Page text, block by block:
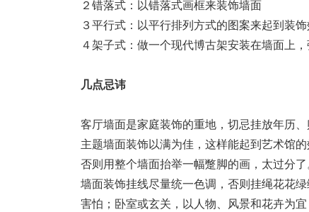
２错落式：以错落式画框来装饰墙面
３平行式：以平行排列方式的图案来起到装
４架子式：做一个现代博古架安装在墙面上，
几点忌讳
客厅墙面是家庭装饰的重地，切忌挂放年历、
主题墙面装饰以满为佳，这样能起到艺术馆
否则用整个墙面抬举一幅蹩脚的画，太过分了
墙面装饰挂线尽量统一色调，否则挂绳花花
害怕；卧室或玄关，以人物、风景和花卉为